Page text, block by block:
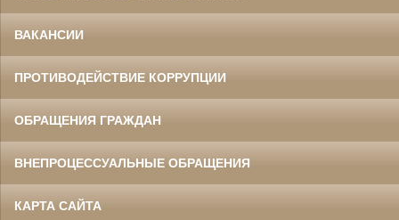
ВАКАНСИИ
ПРОТИВОДЕЙСТВИЕ КОРРУПЦИИ
ОБРАЩЕНИЯ ГРАЖДАН
ВНЕПРОЦЕССУАЛЬНЫЕ ОБРАЩЕНИЯ
КАРТА САЙТА